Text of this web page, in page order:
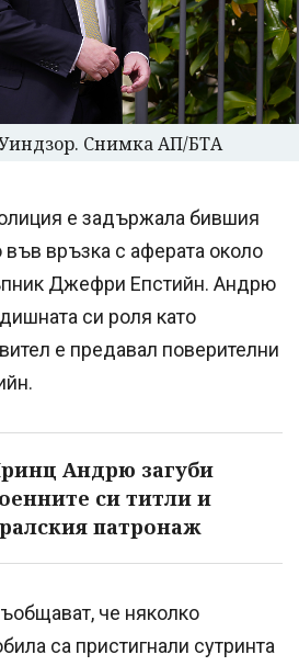
Снимка АП/БТА
е задържала бившия
връзка с аферата около
Джефри Епстийн. Андрю
си роля като
е предавал поверителни
Андрю загуби
си титли и
патронаж
че няколко
са пристигнали сутринта